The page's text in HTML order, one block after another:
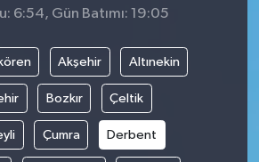
6:54, Gün Batımı: 19:05
Akşehir Altınekin
Bozkır Çeltik
Çumra Derbent